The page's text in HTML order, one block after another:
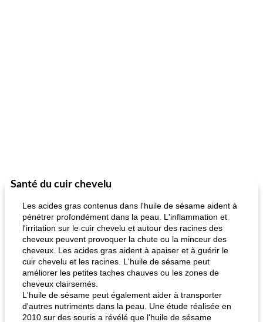
Santé du cuir chevelu
Les acides gras contenus dans l'huile de sésame aident à
pénétrer profondément dans la peau. L'inflammation et
l'irritation sur le cuir chevelu et autour des racines des
cheveux peuvent provoquer la chute ou la minceur des
cheveux. Les acides gras aident à apaiser et à guérir le
cuir chevelu et les racines. L'huile de sésame peut
améliorer les petites taches chauves ou les zones de
cheveux clairsemés.
L'huile de sésame peut également aider à transporter
d'autres nutriments dans la peau. Une étude réalisée en
2010 sur des souris a révélé que l'huile de sésame